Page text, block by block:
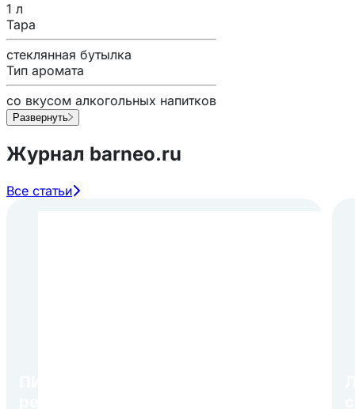
1 л
Тара
стеклянная бутылка
Тип аромата
со вкусом алкогольных напитков
Развернуть
Журнал barneo.ru
Все статьи